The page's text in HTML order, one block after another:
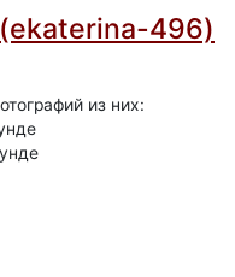
(ekaterina-496)
из них: